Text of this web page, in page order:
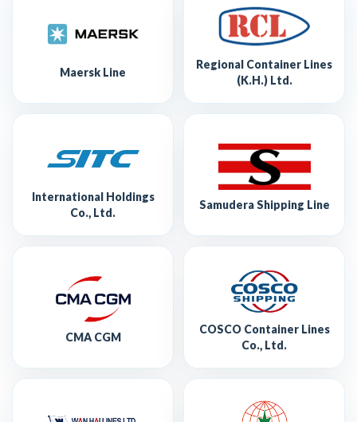
Maersk Line
Regional Container Lines
(K.H.) Ltd.
International Holdings
Co., Ltd.
Samudera Shipping Line
CMA CGM
COSCO Container Lines
Co., Ltd.